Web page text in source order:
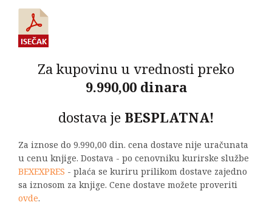
Za kupovinu u vrednosti preko
9.990,00 dinara
dostava je BESPLATNA!
Za iznose do 9.990,00 din. cena dostave nije uračunata
u cenu knjige. Dostava - po cenovniku kurirske službe
BEXEXPRES - plaća se kuriru prilikom dostave zajedno
sa iznosom za knjige. Cene dostave možete proveriti
ovde.